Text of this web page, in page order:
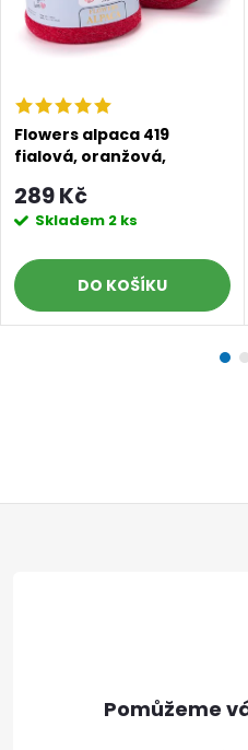
Flowers alpaca 419
fialová, oranžová,
289 Kč
Skladem 2 ks
DO KOŠÍKU